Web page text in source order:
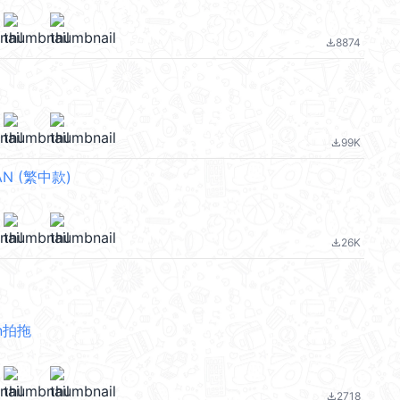
file_download8874
file_download99K
(繁中款)
file_download26K
拖
file_download2718